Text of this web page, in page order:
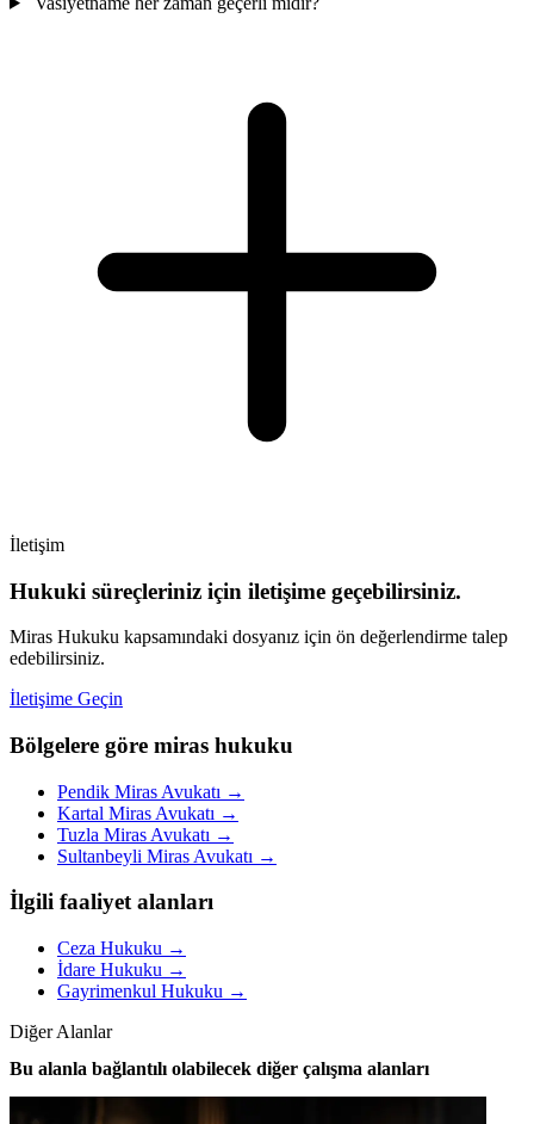
İletişim
Hukuki süreçleriniz için iletişime geçebilirsiniz.
Miras Hukuku kapsamındaki dosyanız için ön değerlendirme talep
edebilirsiniz.
İletişime Geçin
Bölgelere göre miras hukuku
Pendik Miras Avukatı →
Kartal Miras Avukatı →
Tuzla Miras Avukatı →
Sultanbeyli Miras Avukatı →
İlgili faaliyet alanları
Ceza Hukuku →
İdare Hukuku →
Gayrimenkul Hukuku →
Diğer Alanlar
Bu alanla bağlantılı olabilecek diğer çalışma alanları